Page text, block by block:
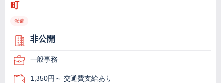
町
派遣
非公開
一般事務
1,350円～ 交通費支給あり